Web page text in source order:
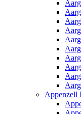
Appenzell